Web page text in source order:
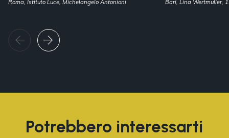
Roma, Istituto Luce, Michelangelo Antonioni Bari, Lina Wertmuller,
Potrebbero interessarti